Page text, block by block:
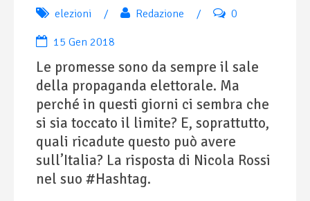
elezioni / Redazione / 0
15 Gen 2018
Le promesse sono da sempre il sale
della propaganda elettorale. Ma
perché in questi giorni ci sembra che
si sia toccato il limite? E, soprattutto,
quali ricadute questo può avere
sull’Italia? La risposta di Nicola Rossi
nel suo #Hashtag.